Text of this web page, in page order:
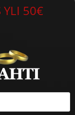
YLI 50€